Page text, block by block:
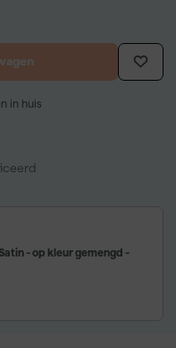
in huis
- op kleur gemengd -